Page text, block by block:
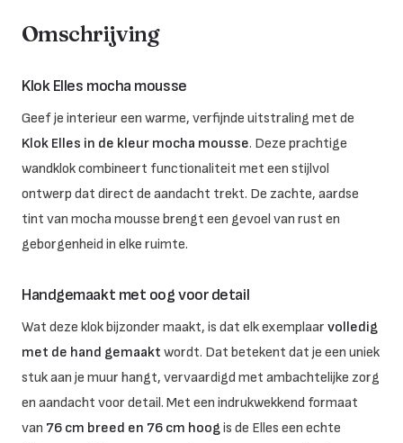
Omschrijving
Klok Elles mocha mousse
Geef je interieur een warme, verfijnde uitstraling met de
Klok Elles in de kleur mocha mousse. Deze prachtige
wandklok combineert functionaliteit met een stijlvol
ontwerp dat direct de aandacht trekt. De zachte, aardse
tint van mocha mousse brengt een gevoel van rust en
geborgenheid in elke ruimte.
Handgemaakt met oog voor detail
Wat deze klok bijzonder maakt, is dat elk exemplaar volledig
met de hand gemaakt wordt. Dat betekent dat je een uniek
stuk aan je muur hangt, vervaardigd met ambachtelijke zorg
en aandacht voor detail. Met een indrukwekkend formaat
van 76 cm breed en 76 cm hoogis de Elles een echte